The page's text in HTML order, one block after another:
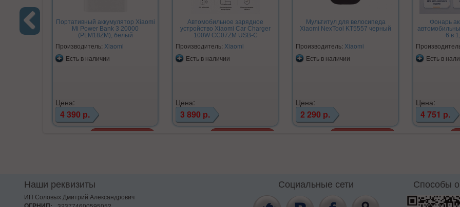
Портативный аккумулятор Xiaomi
Mi Power Bank 3 20000
(PLM18ZM), белый
Производитель: Xiaomi
Есть в наличии
Цена:
4 390 р.
Автомобильное зарядное
устройство Xiaomi Car Charger
100W CC07ZM USB-C
Производитель: Xiaomi
Есть в наличии
Цена:
3 890 р.
Мультитул для велосипеда
Xiaomi NexTool KT5557 черный
Производитель: Xiaomi
Есть в наличии
Цена:
2 290 р.
Фонарь
6 в
Есть в
Цена:
4 751 р.
Наши реквизиты
ИП Соловых Дмитрий Александрович
Социальные сети Способы